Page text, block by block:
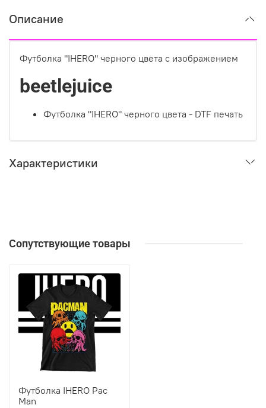
Описание
Футболка "IHERO" черного цвета с изображением
beetlejuice
Футболка "IHERO" черного цвета - DTF печать
Характеристики
Сопутствующие товары
Футболка IHERO Pac
Man